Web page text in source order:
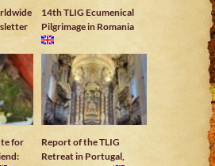
14th TLIG Ecumenical
Pilgrimage in Romania
for
Report of the TLIG
Retreat in Portugal,